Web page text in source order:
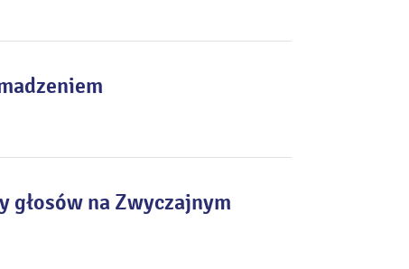
głosów na Zwyczajnym